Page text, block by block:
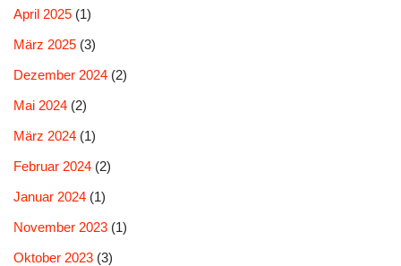
April 2025 (1)
März 2025 (3)
Dezember 2024 (2)
Mai 2024 (2)
März 2024 (1)
Februar 2024 (2)
Januar 2024 (1)
November 2023 (1)
Oktober 2023 (3)